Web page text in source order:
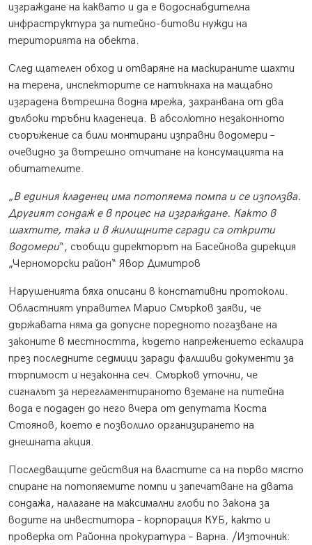
изграждане на каквато и да е водоснабдителна
инфраструктура за питейно-битови нужди на
територията на обекта.
След щателен обход и отваряне на маскираните шахти
на терена, инспекторите се натъкнаха на мащабно
изградена вътрешна водна мрежа, захранвана от два
дълбоки тръбни кладенеца. В абсолютно незаконното
съоръжение са били монтирани изправни водомери –
очевидно за вътрешно отчитане на консумацията на
обитателите.
„В единия кладенец има потопяема помпа и се използва.
Другият сондаж е в процес на изграждане. Както в
шахтите, така и в жилищните сгради са открити
водомери“, съобщи директорът на Басейнова дирекция
„Черноморски район“ Явор Димитров
Нарушенията бяха описани в констативни протоколи.
Областният управител Марио Смърков заяви, че
държавата няма да допусне поредното погазване на
законите в местността, където напрежението ескалира
през последните седмици заради фалшиви документи за
търпимост и незаконна сеч. Смърков уточни, че
сигналът за нерегламентираното вземане на питейна
вода е подаден до него вчера от депутата Коста
Стоянов, което е позволило организирането на
днешната акция.
Последващите действия на властите са на първо място
спиране на потопяемите помпи и запечатване на двата
сондажа, налагане на максимални глоби по Закона за
водите на инвеститора – корпорация КУБ, както и
проверка от Районна прокуратура – Варна. /Източник: